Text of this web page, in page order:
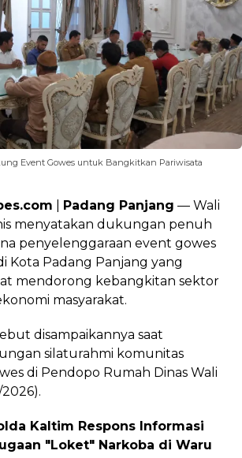
Event Gowes untuk Bangkitkan Pariwisata
Padang Panjang — Wali
menyatakan dukungan penuh
penyelenggaraan event gowes
Kota Padang Panjang yang
mendorong kebangkitan sektor
masyarakat.
disampaikannya saat
silaturahmi komunitas
di Pendopo Rumah Dinas Wali
Kaltim Respons Informasi
"Loket" Narkoba di Waru